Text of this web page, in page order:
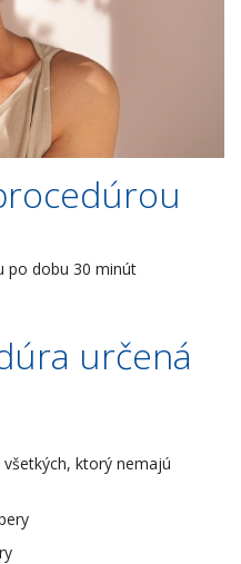
po dobu 30 minút
určená
ktorý nemajú